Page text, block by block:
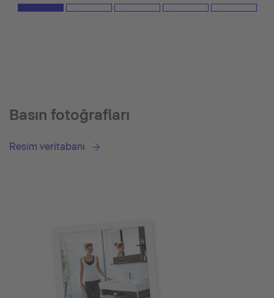
Basın fotoğrafları
Resim veritabanı